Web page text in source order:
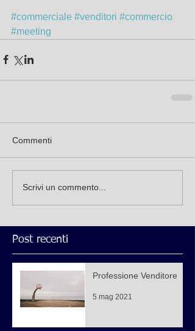
#commerciale #venditori #commercio
#meeting
Commenti
Scrivi un commento...
Post recenti
Professione Venditore
5 mag 2021